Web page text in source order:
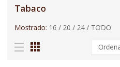
Tabaco
Mostrado: 16 / 20 / 24 / TODO